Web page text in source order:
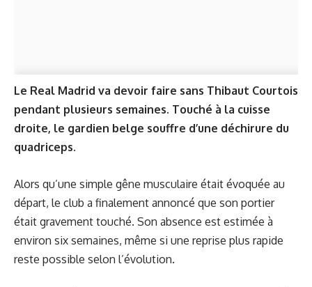
Le Real Madrid va devoir faire sans Thibaut Courtois
pendant plusieurs semaines. Touché à la cuisse
droite, le gardien belge souffre d’une déchirure du
quadriceps.
Alors qu’une simple gêne musculaire était évoquée au
départ, le club a finalement annoncé que son portier
était gravement touché. Son absence est estimée à
environ six semaines, même si une reprise plus rapide
reste possible selon l’évolution.